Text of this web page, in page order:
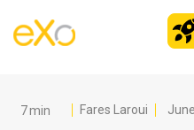
Modernes Intranet
Fares Laroui